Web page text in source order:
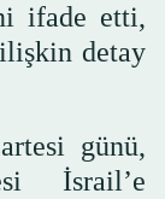
ifade etti,
detay
günü,
İsrail’e